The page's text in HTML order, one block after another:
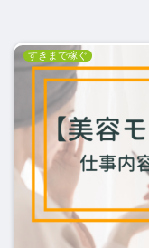
すきまで稼ぐ